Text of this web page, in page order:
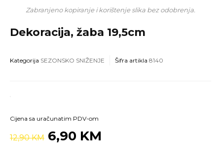
Zabranjeno kopiranje i korištenje slika bez odobrenja.
Dekoracija, žaba 19,5cm
Kategorija SEZONSKO SNIŽENJE Šifra artikla 8140
Cijena sa uračunatim PDV-om
12,90 KM 6,90 KM